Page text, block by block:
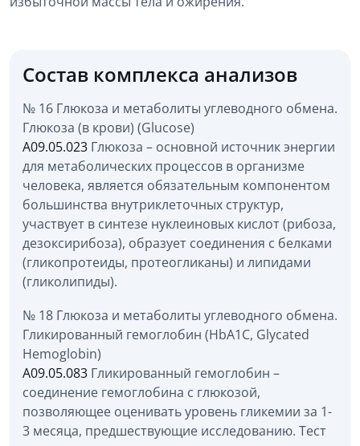
Состав комплекса анализов
№ 16 Глюкоза и метаболиты углеводного обмена.
Глюкоза (в крови) (Glucose)
A09.05.023 Глюкоза – основной источник энергии
для метаболических процессов в организме
человека, является обязательным компонентом
большинства внутриклеточных структур,
участвует в синтезе нуклеиновых кислот (рибоза,
дезоксирибоза), образует соединения с белками
(гликопротеиды, протеогликаны) и липидами
(гликолипиды).
№ 18 Глюкоза и метаболиты углеводного обмена.
Гликированный гемоглобин (HbA1С, Glycated
Hemoglobin)
A09.05.083 Гликированный гемоглобин –
соединение гемоглобина с глюкозой,
позволяющее оценивать уровень гликемии за 1-
3 месяца, предшествующие исследованию. Тест